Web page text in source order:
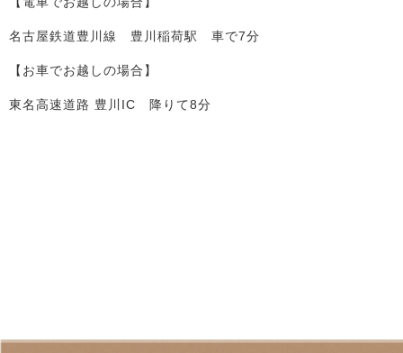
名古屋鉄道豊川線 豊川稲荷駅 車で7分
【お車でお越しの場合】
東名高速道路 豊川IC 降りて8分